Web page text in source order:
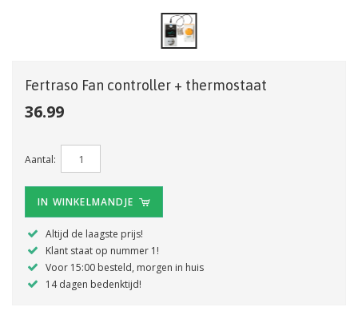
Fertraso Fan controller + thermostaat
36.99
Aantal:
IN WINKELMANDJE
Altijd de laagste prijs!
Klant staat op nummer 1!
Voor 15:00 besteld, morgen in huis
14 dagen bedenktijd!